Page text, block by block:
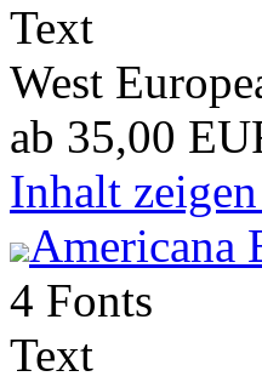
Text
West
ab 35,00
Inhalt
Americana
4 Fonts
Text